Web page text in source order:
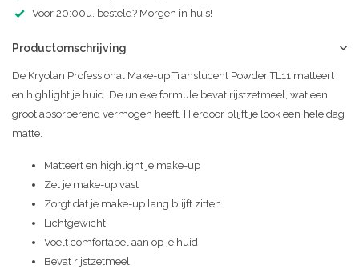
Voor 20:00u. besteld? Morgen in huis!
Productomschrijving
De Kryolan Professional Make-up Translucent Powder TL11 matteert
en highlight je huid. De unieke formule bevat rijstzetmeel, wat een
groot absorberend vermogen heeft. Hierdoor blijft je look een hele dag
matte.
Matteert en highlight je make-up
Zet je make-up vast
Zorgt dat je make-up lang blijft zitten
Lichtgewicht
Voelt comfortabel aan op je huid
Bevat rijstzetmeel